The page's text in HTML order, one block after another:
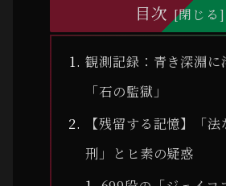
目次
観測記録：青き深淵に
「石の監獄」
【残留する記憶】「
刑」とヒ素の疑惑